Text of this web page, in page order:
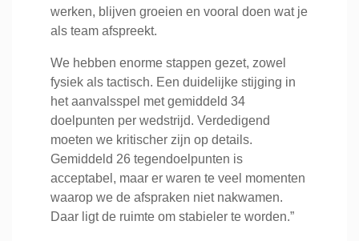
werken, blijven groeien en vooral doen wat je
als team afspreekt.
We hebben enorme stappen gezet, zowel
fysiek als tactisch. Een duidelijke stijging in
het aanvalsspel met gemiddeld 34
doelpunten per wedstrijd. Verdedigend
moeten we kritischer zijn op details.
Gemiddeld 26 tegendoelpunten is
acceptabel, maar er waren te veel momenten
waarop we de afspraken niet nakwamen.
Daar ligt de ruimte om stabieler te worden.”